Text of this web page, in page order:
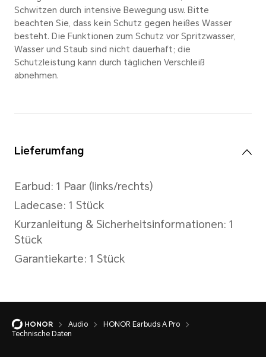
Mit Ladecase: 42 Stunden
*Die Wiedergabezeit-Daten
Laboren. Getestet wurde bei 50
Die tatsächliche Nutzungsdauer
Nutzungsverhalten variieren.
aufladen
USB Typ-C (5V/1A und
Ladezeit
Earbud: ca. 60 Minuten
Audio
HONOR Earbuds A Pro
Technische Daten